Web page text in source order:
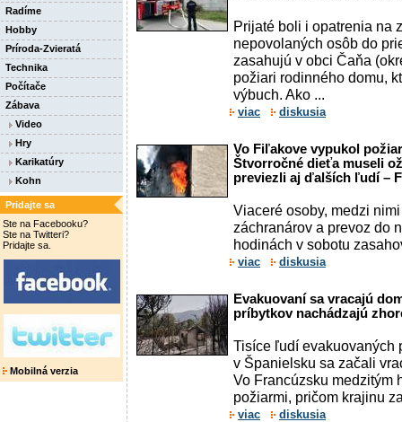
Radíme
Hobby
Príroda-Zvieratá
Technika
Počítače
Zábava
Video
Hry
Karikatúry
Kohn
Pridajte sa
Ste na Facebooku?
Ste na Twitteri?
Pridajte sa.
Mobilná verzia
Prijaté boli i opatrenia na
nepovolaných osôb do
zasahujú v obci Čaňa
požiari rodinného domu,
výbuch. Ako ...
viac diskusia
Vo Fiľakove vypukol
Štvorročné dieťa museli
previezli aj ďalších ľudí –
Viaceré osoby, medzi
záchranárov a prevoz do
hodinách v sobotu
viac diskusia
Evakuovaní sa vracajú
príbytkov nachádzajú
Tisíce ľudí evakuovaných
v Španielsku sa začali
Vo Francúzsku medzitým
požiarmi, pričom krajinu
viac diskusia